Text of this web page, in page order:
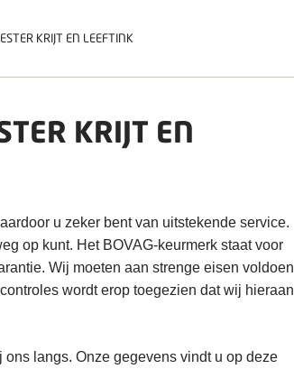
KRIJT EN LEEFTINK
KRIJT EN
u zeker bent van uitstekende service.
op kunt. Het BOVAG-keurmerk staat voor
Wij moeten aan strenge eisen voldoen
wordt erop toegezien dat wij hieraan
ons langs. Onze gegevens vindt u op deze